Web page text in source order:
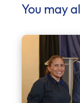
You may